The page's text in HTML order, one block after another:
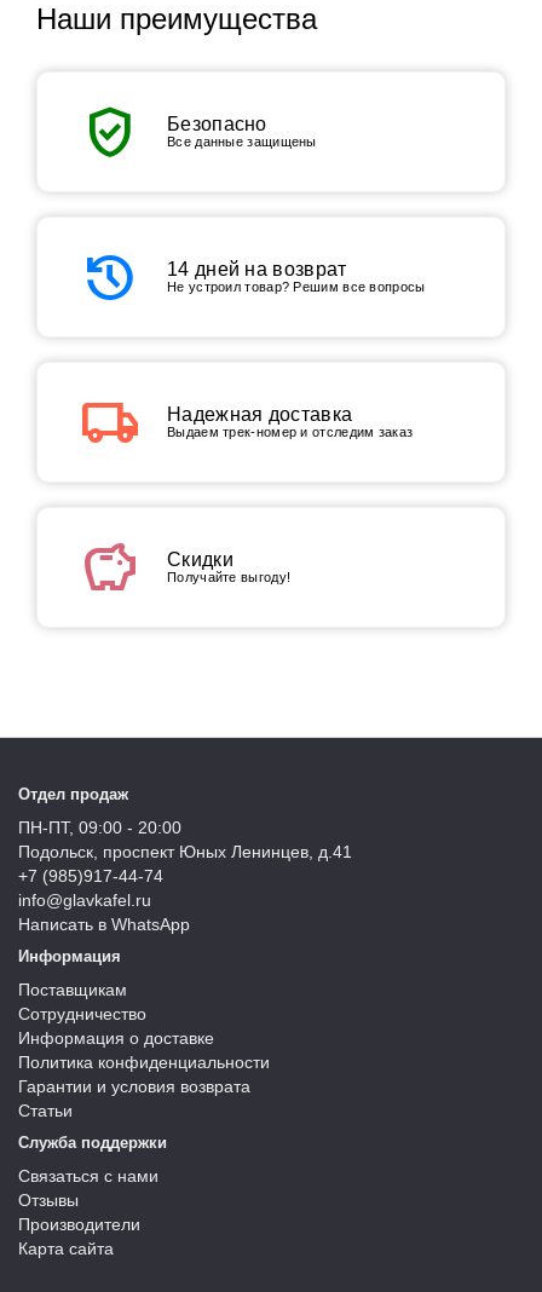
Наши преимущества
verified_user Безопасно
Все данные защищены
history 14 дней на возврат
Не устроил товар? Решим все вопросы
local_shipping Надежная доставка
Выдаем трек-номер и отследим заказ
savings Скидки
Получайте выгоду!
Отдел продаж
ПН-ПТ, 09:00 - 20:00
Подольск, проспект Юных Ленинцев, д.41
+7 (985)917-44-74
info@glavkafel.ru
Написать в WhatsApp
Информация
Поставщикам
Сотрудничество
Информация о доставке
Политика конфиденциальности
Гарантии и условия возврата
Статьи
Служба поддержки
Связаться с нами
Отзывы
Производители
Карта сайта